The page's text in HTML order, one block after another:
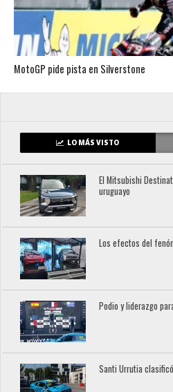
MotoGP pide pista en Silverstone
LO MÁS VISTO
El Mitsubishi
uruguayo
Los efectos del
Podio y liderazgo
Santi Urrutia